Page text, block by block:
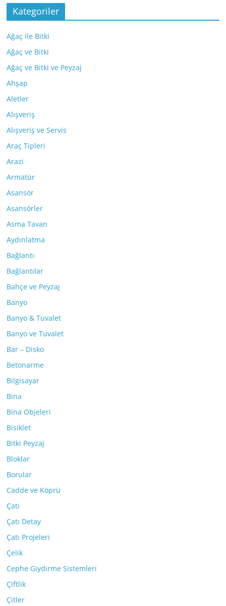
Kategoriler
Ağaç ile Bitki
Ağaç ve Bitki
Ağaç ve Bitki ve Peyzaj
Ahşap
Aletler
Alışveriş
Alışveriş ve Servis
Araç Tipleri
Arazi
Armatür
Asansör
Asansörler
Asma Tavan
Aydınlatma
Bağlantı
Bağlantılar
Bahçe ve Peyzaj
Banyo
Banyo & Tuvalet
Banyo ve Tuvalet
Bar – Disko
Betonarme
Bilgisayar
Bina
Bina Objeleri
Bisiklet
Bitki Peyzaj
Bloklar
Borular
Cadde ve Köprü
Çatı
Çatı Detay
Çatı Projeleri
Çelik
Cephe Giydirme Sistemleri
Çiftlik
Çitler